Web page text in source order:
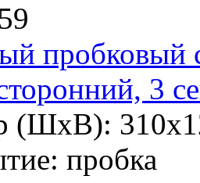
пробковый
3
(ШхВ):
пробка